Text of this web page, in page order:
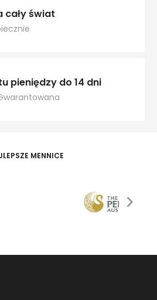
cały świat
pieniędzy do 14 dni
MENNICE